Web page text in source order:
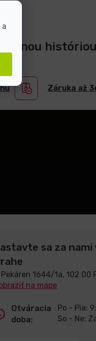
históriou
Záruka až
sa za nami
Pekáren 1644/1a, 102 00
na mape
Otváracia
doba:
Po - Pia:
So - Ne: